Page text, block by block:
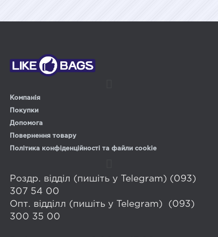
Компанія
Покупки
Допомога
Повернення товару
Політика конфіденційності та файли cookie
Роздр. відділ (пишіть у Telegram) (093)
307 54 00
Опт. відділл (пишіть у Telegram) (093)
300 35 00